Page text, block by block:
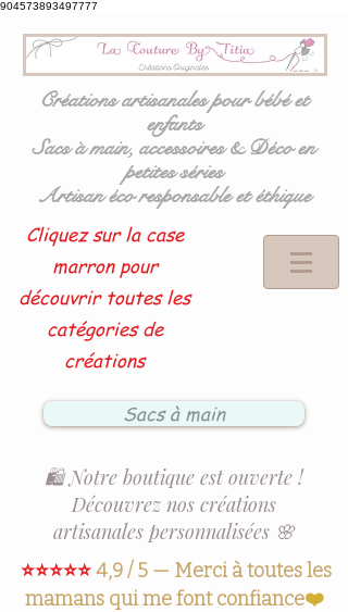
904573893497777
Créations artisanales pour bébé et
enfants
Sacs à main, accessoires & Déco en
petites séries
Artisan éco responsable et éthique
Cliquez sur la case
marron pour
découvrir toutes les
catégories de
créations
Sacs à main
🛍️ Notre boutique est ouverte !
Découvrez nos créations
artisanales personnalisées 🌸
⭐⭐⭐⭐⭐4,9 / 5 — Merci à toutes les
mamans qui me font confiance❤️